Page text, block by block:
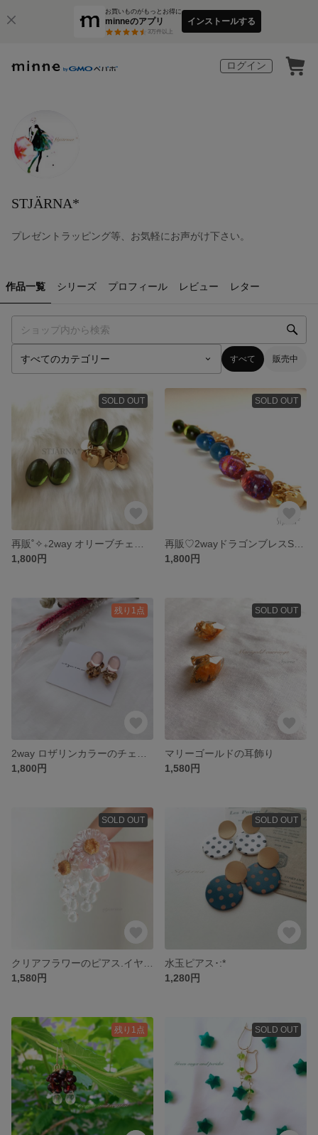
お買いものがもっとお得に
minneのアプリ
3万件以上
インストールする
ログイン
STJÄRNA*
プレゼントラッピング等、お気軽にお声がけ下さい。
作品一覧 シリーズ プロフィール レビュー レター
すべて 販売中
SOLD OUT
1,800円
SOLD OUT
1,800円
残り1点
1,800円
SOLD OUT
マリーゴールドの耳飾り
1,580円
SOLD OUT
1,580円
SOLD OUT
水玉ピアス･:*
1,280円
残り1点 SOLD OUT